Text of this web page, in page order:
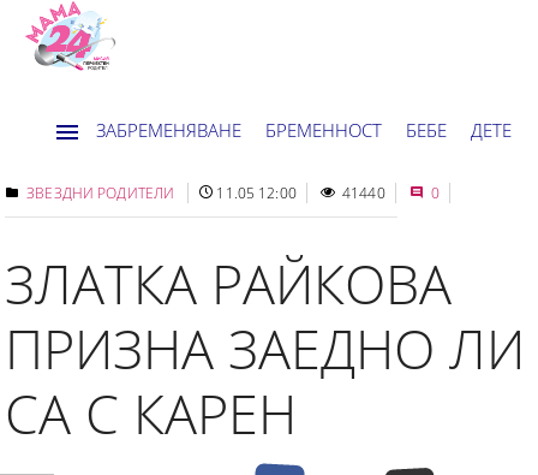
ЗАБРЕМЕНЯВАНЕ БРЕМЕННОСТ БЕБЕ ДЕТЕ
ДОМ НОВИНИ ХОРОСКОП
ЗВЕЗДНИ РОДИТЕЛИ 11.05 12:00 41440 0
ЗЛАТКА РАЙКОВА
ПРИЗНА ЗАЕДНО ЛИ
СА С КАРЕН